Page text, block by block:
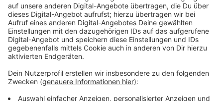
Spaziergängern und Landwirten demnach oft zu Streit.
Anzeige